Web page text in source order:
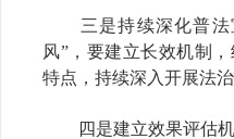
三是持续深化普
风”，要建立长效机制
特点，持续深入开展法治
四是建立效果评估